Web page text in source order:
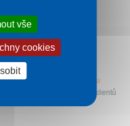
let na trhu
a desetitisíce klientů
vše
cookies